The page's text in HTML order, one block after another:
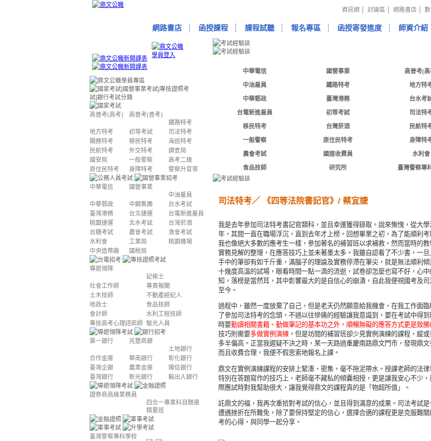
資訊網 討論區 網路書店
網路書店 函授課程 課程試聽 報名專區 函授寄發進度 師資介紹
高普考(高考)
高普考(普考)
鐵路特考
地方特考
初等考試
司法特考
關務特考
移民特考
海巡特考
民航特考
外交特考
調查局
國安局
一般警察
高考二級
原住民特考
身障特考 警察升官等
中華電信
國營事業
中油雇員
中華郵政
中鋼集團
台水考試
臺灣港務
台北捷運
台電新進雇員
桃園捷運
北水考試
台灣菸酒
台糖考試
農會考試
漁會考試
水利會
工業局
桃園機場
中央造幣廠
國稅局
導遊領隊
記帳士
社會工作師
專責報關
土木技師
不動產經紀人
地政士
食品技師
會計師
水利工程技師
專技高考心理諮商師 驗光人員
第一銀行
兆豐商銀
土地銀行
合作金庫
華南銀行
彰化銀行
臺灣企銀
農業金庫
陽信銀行
臺灣銀行
新光銀行 輸出入銀行
證券商高級業務員
四合一專業科目題庫
精要班
臺灣警察專科學校
中華電信
國營事業 高普考(
中油雇員
鐵路特考 地方特
中華郵政
臺灣港務 台水考
台電新進雇員
初等考試 司法特
移民特考
台灣菸酒 民航特
一般警察
原住民特考 身障特
農會考試
國道收費員 水利會
食品技師
研究所 臺灣警察專
司法特考／ 《四等法院書記官》/ 蔡宜婕
我是去年參加司法特考書記官類科，並且幸運獲得錄取。說來慚愧，從大
年，其間一直在職場浮沉，直到去年才上榜。回想畢業之初，為了能順利考
我也像絕大多數的應考生一樣，參加著名的補習班以求補救，然而當時的
實務見解的整理，在應答技巧上並未著墨太多。我雖自認看了不少書，一旦
手中的筆卻有如千斤重，滿腦子的理論及實務停滯在筆尖，就是無法順利
十幾度高溫的試場，眼看時間一點一滴的流逝，試卷卻怎麼也寫不好，心
知，落榜是當然耳，其中影響最大的是自信心的崩潰，自此我便視國考及
至今。
過程中，雖然一度放棄了自己，但是老天仍然願意給我機會，在我工作面
了參加司法特考的念頭，不過以往慘痛的經驗讓我意識到，要在考試中得
時要勤讀相關書籍、勤做筆記的基本功之外，順暢無礙的應答方式更是致
技巧則需要多做實例演練 ，但是坊間的補習班卻少見實例演練的課程，縱
多半偏高。正當我遲疑不決之時，某一天路過重慶南路鼎文門市，發現鼎文
而且收費合理，我便不假思索地報名上課。
鼎文在實例演練課程的安排上緊湊、密集，毫不拖泥帶水。授課老師的法律
特別在答題寫作的技巧上，老師毫不藏私的傾囊相授，更是讓我安心不少
際應試時對我幫助很大，讓我覺得鼎文的課程真的是「物超所值」。
託鼎文的福，我再次重拾對考試的信心，並且得到滿意的成果。司法考試是
遭遇挫折在所難免，除了要保持堅定的信心，選擇合適的課程更是克服難
考的心得，與同學一起分享。